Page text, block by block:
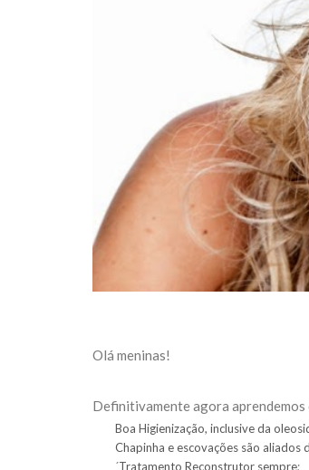
Olá meninas!
Definitivamente agora aprendemos
Boa Higienização, inclusive da
Chapinha e escovações são aliados
´Tratamento Reconstrutor sempre;